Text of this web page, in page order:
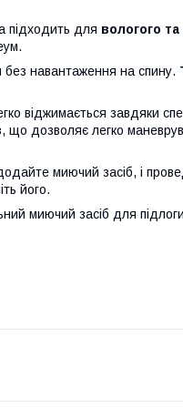
підходить для вологого
без навантаження на спину.
віджимається завдяки
, що дозволяє легко
миючий засіб, і
його.
миючий засіб для